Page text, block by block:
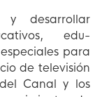
y desarrollar
edu-
para
de televisión
Canal y los